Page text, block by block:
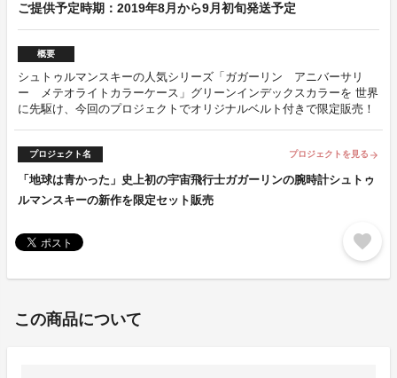
ご提供予定時期：2019年8月から9月初旬発送予定
概要
シュトゥルマンスキーの人気シリーズ「ガガーリン アニバーサリ
ー メテオライトカラーケース」グリーンインデックスカラーを 世界
に先駆け、今回のプロジェクトでオリジナルベルト付きで限定販売！
プロジェクト名 プロジェクトを見る arrow_forward
「地球は青かった」史上初の宇宙飛行士ガガーリンの腕時計シュトゥ
ルマンスキーの新作を限定セット販売
favorite
この商品について